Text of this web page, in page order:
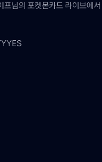
님의 포켓몬카드 라이브에서